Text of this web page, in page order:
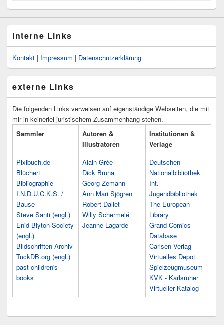
interne Links
Kontakt | Impressum | Datenschutzerklärung
externe Links
Die folgenden Links verweisen auf eigenständige Webseiten, die mit
mir in keinerlei juristischem Zusammenhang stehen.
Sammler
Autoren &
Illustratoren
Institutionen &
Verlage
Pixibuch.de
Blüchert
Bibliographie
I.N.D.U.C.K.S. /
Bause
Steve Santi (engl.)
Enid Blyton Society
(engl.)
Bildschriften-Archiv
TuckDB.org (engl.)
past children's
books
Alain Grée
Dick Bruna
Georg Zemann
Ann Mari Sjögren
Robert Dallet
Willy Schermelé
Jeanne Lagarde
Deutschen
Nationalbibliothek
Int.
Jugendbibliothek
The European
Library
Grand Comics
Database
Carlsen Verlag
Virtuelles Depot
Spielzeugmuseum
KVK - Karlsruher
Virtueller Katalog